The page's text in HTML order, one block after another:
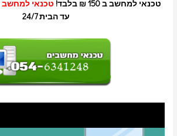
טכנאי למחשב ב 150 ₪ בלבד!
טכנאי למחשב
עד הבית 24/7